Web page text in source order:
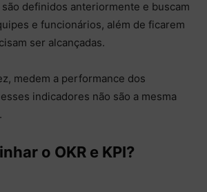
são definidos anteriormente e buscam
e funcionários, além de ficarem
ser alcançadas.
medem a performance dos
indicadores não são a mesma
o OKR e KPI?